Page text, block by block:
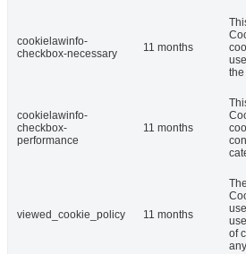
cookielawinfo-
checkbox-necessary
11 months
cookielawinfo-
checkbox-
performance
11 months
viewed_cookie_policy 11 months
of